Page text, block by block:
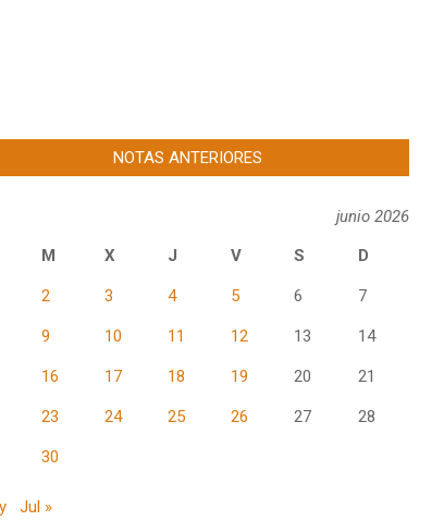
NOTAS ANTERIORES
junio 2026
M X J V S D
2 3 4 5 6 7
9 10 11 12 13 14
16 17 18 19 20 21
23 24 25 26 27 28
30
Jul »